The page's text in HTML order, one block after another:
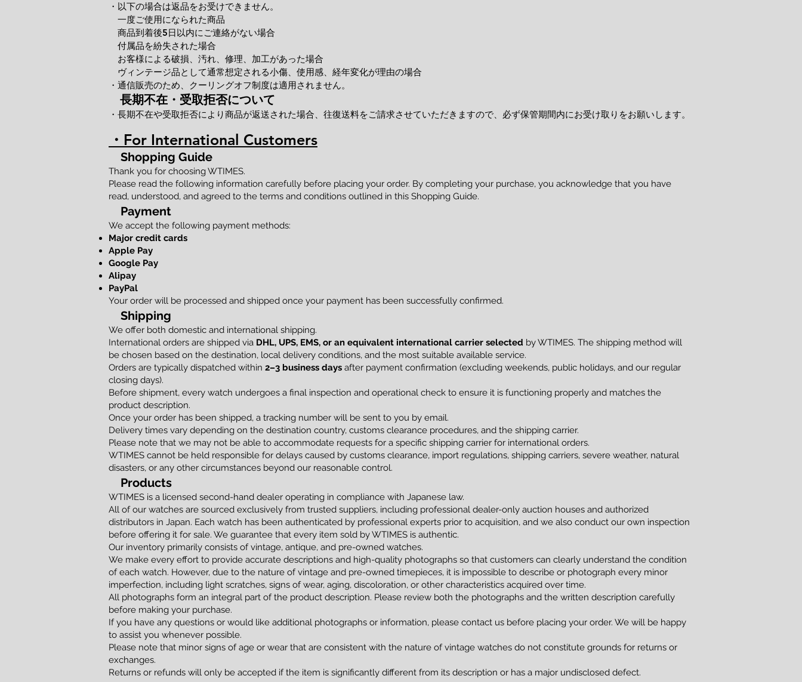
・以下の場合は返品をお受けできません。
一度ご使用になられた商品
商品到着後5日以内にご連絡がない場合
付属品を紛失された場合
お客様による破損、汚れ、修理、加工があった場合
ヴィンテージ品として通常想定される小傷、使用感、経年変化が理由の場合
・通信販売のため、クーリングオフ制度は適用されません。
長期不在・受取拒否について
・長期不在や受取拒否により商品が返送された場合、往復送料をご請求させていただきますので、必ず保管期間内にお受け取りをお願いします。
・For International Customers
Shopping Guide
Thank you for choosing WTIMES.
Please read the following information carefully before placing your order. By completing your purchase, you acknowledge that you have
read, understood, and agreed to the terms and conditions outlined in this Shopping Guide.
Payment
We accept the following payment methods:
Major credit cards
Apple Pay
Google Pay
Alipay
PayPal
Your order will be processed and shipped once your payment has been successfully confirmed.
Shipping
We offer both domestic and international shipping.
International orders are shipped via DHL, UPS, EMS, or an equivalent international carrier selected by WTIMES. The shipping method will
be chosen based on the destination, local delivery conditions, and the most suitable available service.
Orders are typically dispatched within 2–3 business days after payment confirmation (excluding weekends, public holidays, and our regular
closing days).
Before shipment, every watch undergoes a final inspection and operational check to ensure it is functioning properly and matches the
product description.
Once your order has been shipped, a tracking number will be sent to you by email.
Delivery times vary depending on the destination country, customs clearance procedures, and the shipping carrier.
Please note that we may not be able to accommodate requests for a specific shipping carrier for international orders.
WTIMES cannot be held responsible for delays caused by customs clearance, import regulations, shipping carriers, severe weather, natural
disasters, or any other circumstances beyond our reasonable control.
Products
WTIMES is a licensed second-hand dealer operating in compliance with Japanese law.
All of our watches are sourced exclusively from trusted suppliers, including professional dealer-only auction houses and authorized
distributors in Japan. Each watch has been authenticated by professional experts prior to acquisition, and we also conduct our own inspection
before offering it for sale. We guarantee that every item sold by WTIMES is authentic.
Our inventory primarily consists of vintage, antique, and pre-owned watches.
We make every effort to provide accurate descriptions and high-quality photographs so that customers can clearly understand the condition
of each watch. However, due to the nature of vintage and pre-owned timepieces, it is impossible to describe or photograph every minor
imperfection, including light scratches, signs of wear, aging, discoloration, or other characteristics acquired over time.
All photographs form an integral part of the product description. Please review both the photographs and the written description carefully
before making your purchase.
If you have any questions or would like additional photographs or information, please contact us before placing your order. We will be happy
to assist you whenever possible.
Please note that minor signs of age or wear that are consistent with the nature of vintage watches do not constitute grounds for returns or
exchanges.
Returns or refunds will only be accepted if the item is significantly different from its description or has a major undisclosed defect.